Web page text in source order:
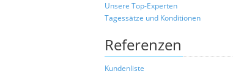
Unsere Top-Experten
Tagessätze und Konditionen
Referenzen
Kundenliste